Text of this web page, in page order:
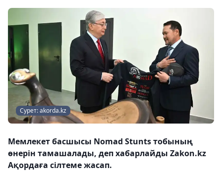
Сурет: akorda.kz
Мемлекет басшысы Nomad Stunts тобының
өнерін тамашалады, деп хабарлайды Zakon.kz
Ақордаға сілтеме жасап.